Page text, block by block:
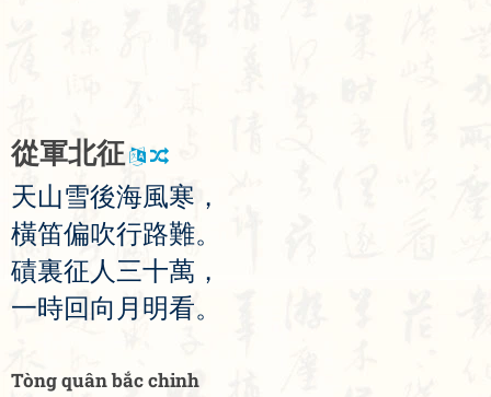
從軍北征
天山雪後海風寒 ，
橫笛偏吹行路難。
磧裏征 人 三十萬 ，
一時回向 月 明看。
Tòng quân bắc chinh